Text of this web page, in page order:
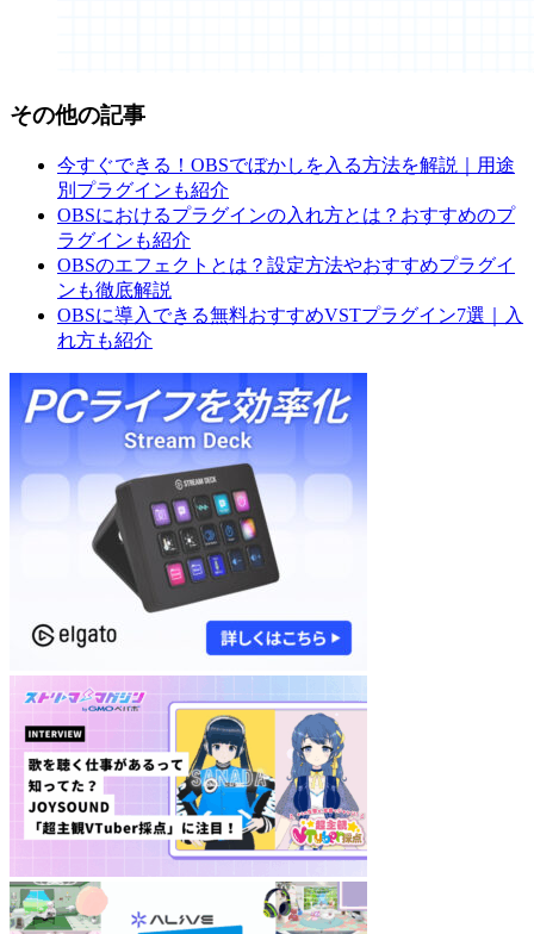
その他の記事
今すぐできる！OBSでぼかしを入る方法を解説｜用途
別プラグインも紹介
OBSにおけるプラグインの入れ方とは？おすすめのプ
ラグインも紹介
OBSのエフェクトとは？設定方法やおすすめプラグイ
ンも徹底解説
OBSに導入できる無料おすすめVSTプラグイン7選｜入
れ方も紹介
Elgato:SP